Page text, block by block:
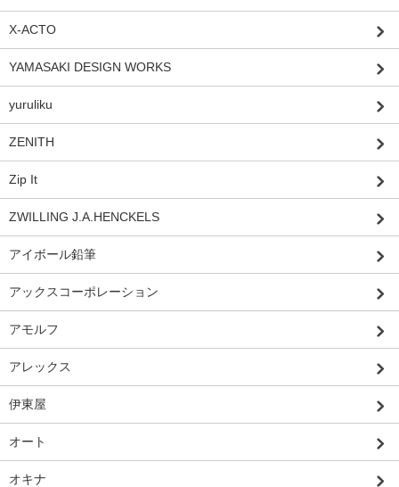
X-ACTO
YAMASAKI DESIGN WORKS
yuruliku
ZENITH
Zip It
ZWILLING J.A.HENCKELS
アイボール鉛筆
アックスコーポレーション
アモルフ
アレックス
伊東屋
オート
オキナ